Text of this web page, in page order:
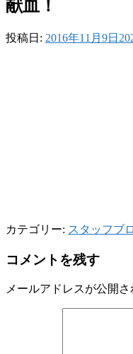
献血！
投稿日: 2016年11月9日
カテゴリー: スタッフブ
コメントを残す
メールアドレスが公開